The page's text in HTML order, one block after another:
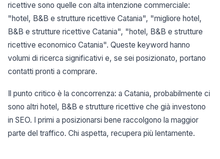
ricettive sono quelle con alta intenzione commerciale:
"hotel, B&B e strutture ricettive Catania", "migliore hotel,
B&B e strutture ricettive Catania", "hotel, B&B e strutture
ricettive economico Catania". Queste keyword hanno
volumi di ricerca significativi e, se sei posizionato, portano
contatti pronti a comprare.
Il punto critico è la concorrenza: a Catania, probabilmente ci
sono altri hotel, B&B e strutture ricettive che già investono
in SEO. I primi a posizionarsi bene raccolgono la maggior
parte del traffico. Chi aspetta, recupera più lentamente.